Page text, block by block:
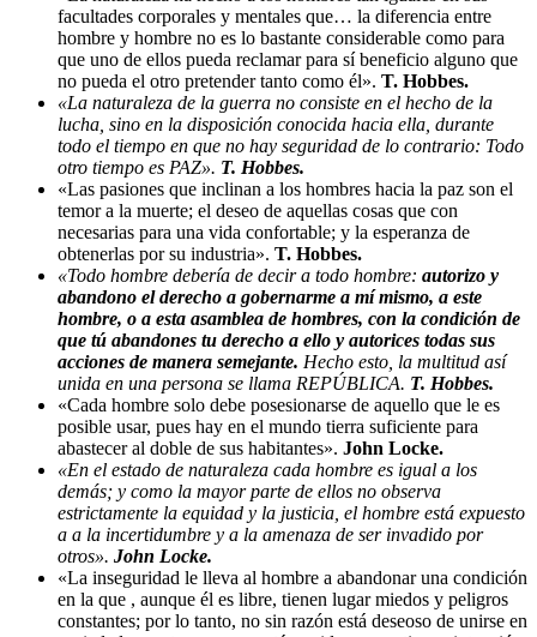
facultades corporales y mentales que… la diferencia entre
hombre y hombre no es lo bastante considerable como para
que uno de ellos pueda reclamar para sí beneficio alguno que
no pueda el otro pretender tanto como él». T. Hobbes.
«La naturaleza de la guerra no consiste en el hecho de la
lucha, sino en la disposición conocida hacia ella, durante
todo el tiempo en que no hay seguridad de lo contrario: Todo
otro tiempo es PAZ». T. Hobbes.
«Las pasiones que inclinan a los hombres hacia la paz son el
temor a la muerte; el deseo de aquellas cosas que con
necesarias para una vida confortable; y la esperanza de
obtenerlas por su industria». T. Hobbes.
«Todo hombre debería de decir a todo hombre: autorizo y
abandono el derecho a gobernarme a mí mismo, a este
hombre, o a esta asamblea de hombres, con la condición de
que tú abandones tu derecho a ello y autorices todas sus
acciones de manera semejante. Hecho esto, la multitud así
unida en una persona se llama REPÚBLICA. T. Hobbes.
«Cada hombre solo debe posesionarse de aquello que le es
posible usar, pues hay en el mundo tierra suficiente para
abastecer al doble de sus habitantes». John Locke.
«En el estado de naturaleza cada hombre es igual a los
demás; y como la mayor parte de ellos no observa
estrictamente la equidad y la justicia, el hombre está expuesto
a a la incertidumbre y a la amenaza de ser invadido por
otros». John Locke.
«La inseguridad le lleva al hombre a abandonar una condición
en la que , aunque él es libre, tienen lugar miedos y peligros
constantes; por lo tanto, no sin razón está deseoso de unirse en